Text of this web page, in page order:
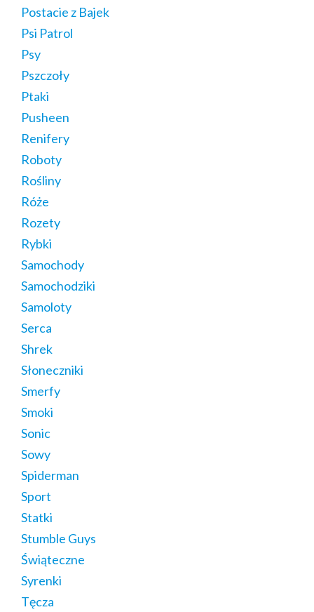
Postacie z Bajek
Psi Patrol
Psy
Pszczoły
Ptaki
Pusheen
Renifery
Roboty
Rośliny
Róże
Rozety
Rybki
Samochody
Samochodziki
Samoloty
Serca
Shrek
Słoneczniki
Smerfy
Smoki
Sonic
Sowy
Spiderman
Sport
Statki
Stumble Guys
Świąteczne
Syrenki
Tęcza